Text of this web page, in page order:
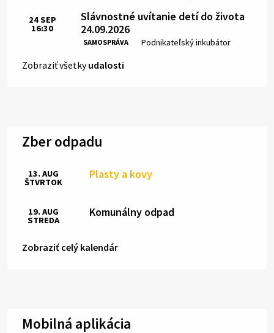
Slávnostné uvítanie detí do života
24.09.2026
SAMOSPRÁVA Miesto:
Podnikateľský inkubátor
Čas:
24SEP
16:30
Zobraziť všetkyudalosti
Zber odpadu
Plasty a kovy
13. AUG
ŠTVRTOK
Komunálny odpad
19. AUG
STREDA
Zobraziť celý kalendár
Mobilná aplikácia